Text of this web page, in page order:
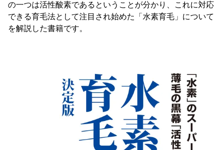
の一つは活性酸素であるということが分かり、これに対応
できる育毛法として注目され始めた「水素育毛」について
を解説した書籍です。